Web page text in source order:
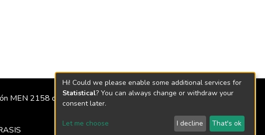
MEN 2158 de 2018
Hi! Could we please enable some additional services for
Statistical? You can always change or withdraw your
consent later.
Let me choose I decline That's ok